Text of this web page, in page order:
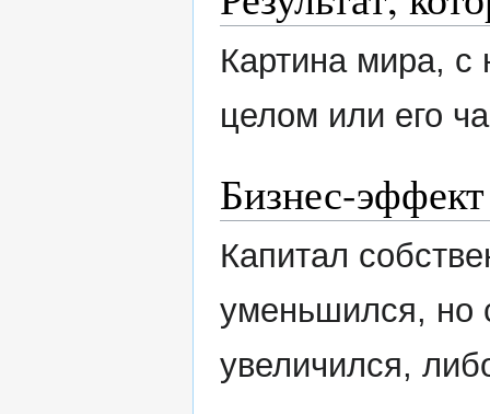
Картина мира, с
целом или его
Бизнес-эффект
Капитал
уменьшился, но
увеличился,